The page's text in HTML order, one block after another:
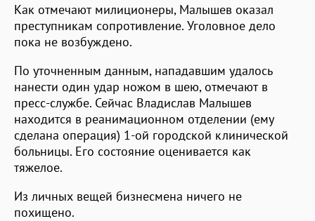
Как отмечают милиционеры, Малышев оказал
преступникам сопротивление. Уголовное дело
пока не возбуждено.
По уточненным данным, нападавшим удалось
нанести один удар ножом в шею, отмечают в
пресс-службе. Сейчас Владислав Малышев
находится в реанимационном отделении (ему
сделана операция) 1-ой городской клинической
больницы. Его состояние оценивается как
тяжелое.
Из личных вещей бизнесмена ничего не
похищено.